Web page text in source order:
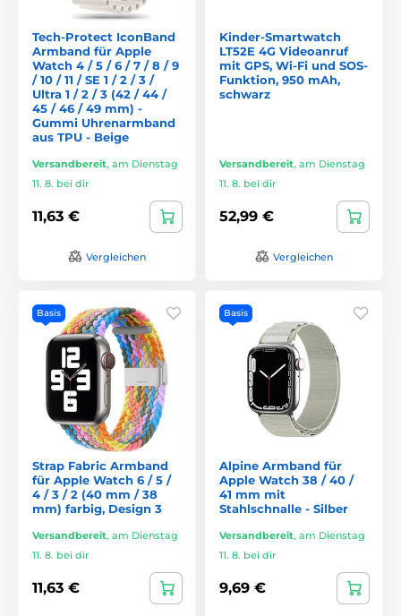
Tech-Protect IconBand
Armband für Apple
Watch 4 / 5 / 6 / 7 / 8 / 9
/ 10 / 11 / SE 1 / 2 / 3 /
Ultra 1 / 2 / 3 (42 / 44 /
45 / 46 / 49 mm) -
Gummi Uhrenarmband
aus TPU - Beige
Versandbereit, am Dienstag
11. 8. bei dir
11,63 €
Vergleichen
Kinder-Smartwatch
LT52E 4G Videoanruf
mit GPS, Wi-Fi und SOS-
Funktion, 950 mAh,
schwarz
Versandbereit, am Dienstag
11. 8. bei dir
52,99 €
Vergleichen
Basis
Strap Fabric Armband
für Apple Watch 6 / 5 /
4 / 3 / 2 (40 mm / 38
mm) farbig, Design 3
Versandbereit, am Dienstag
11. 8. bei dir
11,63 €
Basis
Alpine Armband für
Apple Watch 38 / 40 /
41 mm mit
Stahlschnalle - Silber
Versandbereit, am Dienstag
11. 8. bei dir
9,69 €